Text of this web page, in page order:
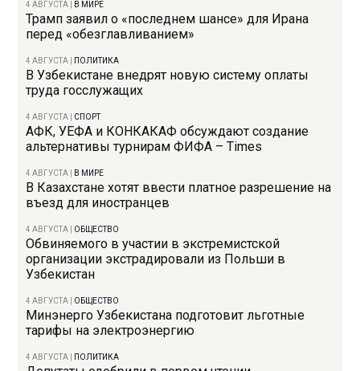
4 АВГУСТА В МИРЕ
Трамп заявил о «последнем шансе» для Ирана
перед «обезглавливанием»
4 АВГУСТА ПОЛИТИКА
В Узбекистане внедрят новую систему оплаты
труда госслужащих
4 АВГУСТА СПОРТ
АФК, УЕФА и КОНКАКАФ обсуждают создание
альтернативы турнирам ФИФА – Times
4 АВГУСТА В МИРЕ
В Казахстане хотят ввести платное разрешение на
въезд для иностранцев
4 АВГУСТА ОБЩЕСТВО
Обвиняемого в участии в экстремистской
организации экстрадировали из Польши в
Узбекистан
4 АВГУСТА ОБЩЕСТВО
Минэнерго Узбекистана подготовит льготные
тарифы на электроэнергию
4 АВГУСТА ПОЛИТИКА